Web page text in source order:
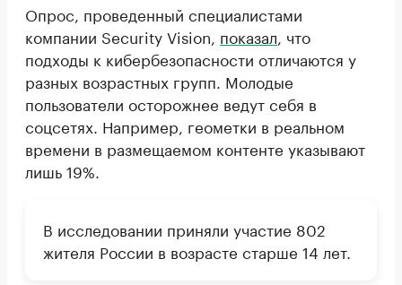
Опрос, проведенный специалистами
компании Security Vision, показал , что
подходы к кибербезопасности отличаются у
разных возрастных групп. Молодые
пользователи осторожнее ведут себя в
соцсетях. Например, геометки в реальном
времени в размещаемом контенте указывают
лишь 19%.
В исследовании приняли участие 802
жителя России в возрасте старше 14 лет.